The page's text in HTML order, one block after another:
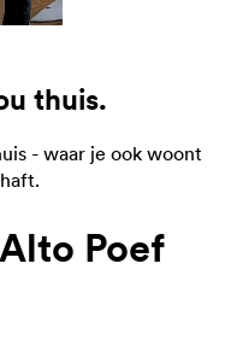
thuis.
- waar je ook woont
Poef